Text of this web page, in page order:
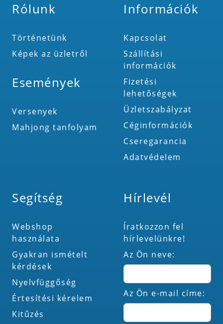
Rólunk
Történetünk
Képek az üzletről
Események
Versenyek
Mahjong tanfolyam
Információk
Kapcsolat
Szállítási
információk
Fizetési
lehetőségek
Üzletszabályzat
Céginformációk
Cseregarancia
Adatvédelem
Segítség
Webshop
használata
Gyakran ismételt
kérdések
Nyelvfüggőség
Értesítési kérelem
Kitűzés
Hírlevél
Íratkozzon fel
hírlevelünkre!
Az Ön neve:
Az Ön e-mail címe: